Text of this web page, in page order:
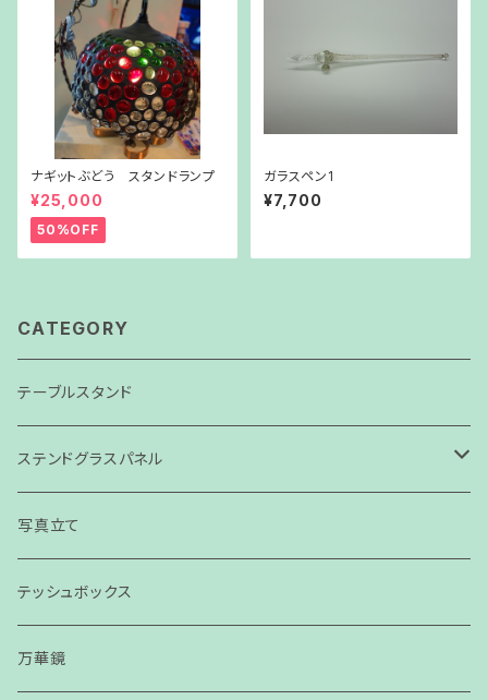
ナギットぶどう スタンドランプ
¥25,000
50%OFF
ガラスペン1
¥7,700
CATEGORY
テーブルスタンド
ステンドグラスパネル
パネル
スモールパネル
写真立て
テッシュボックス
万華鏡